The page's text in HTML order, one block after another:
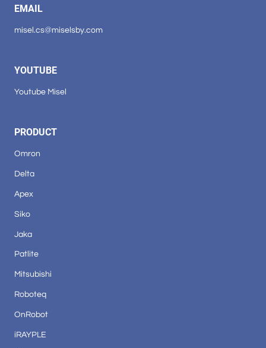
EMAIL
misel.cs@miselsby.com
YOUTUBE
Youtube Misel
PRODUCT
Omron
Delta
Apex
Siko
Jaka
Patlite
Mitsubishi
Roboteq
OnRobot
iRAYPLE